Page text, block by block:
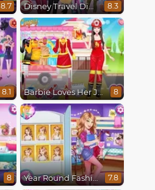
8.7 Disney Travel Diaries: City Break 8.3
8.1 Barbie Loves Her Job 8
8 Year Round Fashionista Belle 7.8